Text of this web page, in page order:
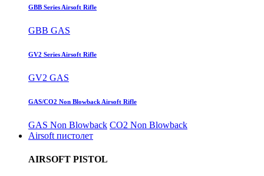
GBB Series Airsoft Rifle
GBB GAS
GV2 Series Airsoft Rifle
GV2 GAS
GAS/CO2 Non Blowback Airsoft Rifle
GAS Non Blowback CO2 Non Blowback
Airsoft пистолет
AIRSOFT PISTOL